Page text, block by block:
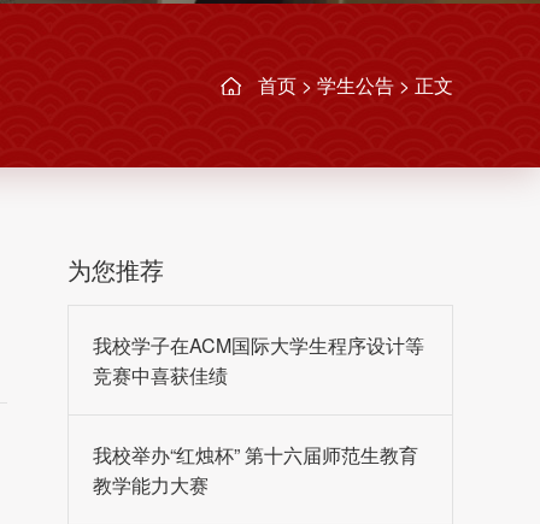
首页 > 学生公告 > 正文
为您推荐
我校学子在ACM国际大学生程序设计等
竞赛中喜获佳绩
我校举办“红烛杯” 第十六届师范生教育
教学能力大赛